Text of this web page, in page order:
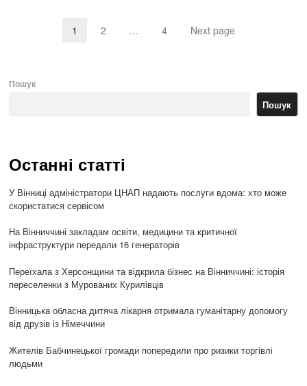
Page
1 Page
2 … Page
4 Next page
Пошук
Пошук
Останні статті
У Вінниці адміністратори ЦНАП надають послуги вдома: хто може
скористатися сервісом
На Вінниччині закладам освіти, медицини та критичної
інфраструктури передали 16 генераторів
Переїхала з Херсонщини та відкрила бізнес на Вінниччині: історія
переселенки з Мурованих Курилівців
Вінницька обласна дитяча лікарня отримала гуманітарну допомогу
від друзів із Німеччини
Жителів Бабчинецької громади попередили про ризики торгівлі
людьми